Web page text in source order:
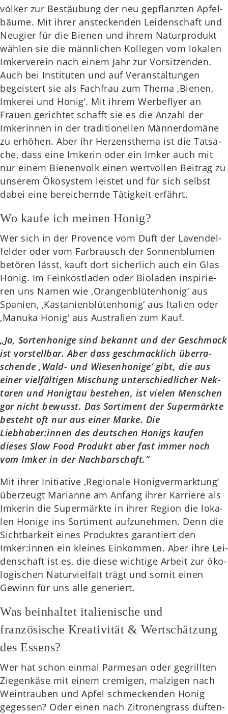
völ­ker zur Bestäu­bung der neu gepflanz­ten Apfel­
bäu­me. Mit ihrer anste­cken­den Lei­den­schaft und
Neu­gier für die Bienen und ihrem Natur­pro­dukt
wählen sie die männ­li­chen Kol­le­gen vom loka­len
Imker­ver­ein nach einem Jahr zur Vor­sit­zen­den.
Auch bei Insti­tu­ten und auf Ver­an­stal­tun­gen
begeis­tert sie als Fach­frau zum Thema ‚Bienen,
Imke­rei und Honig‘. Mit ihrem Wer­be­fly­er an
Frauen gerich­tet schafft sie es die Anzahl der
Imke­rin­nen in der tra­di­tio­nel­len Män­ner­do­mä­ne
zu erhö­hen. Aber ihr Her­zens­the­ma ist die Tat­sa­
che, dass eine Imke­rin oder ein Imker auch mit
nur einem Bie­nen­volk einen wert­vol­len Bei­trag zu
unse­rem Öko­sys­tem leis­tet und für sich selbst
dabei eine berei­chern­de Tätig­keit erfährt.
Wo kaufe ich meinen Honig?
Wer sich in der Pro­vence vom Duft der Laven­del­
fel­der oder vom Farb­rausch der Son­nen­blu­men
betö­ren lässt, kauft dort sicher­lich auch ein Glas
Honig. Im Fein­kost­la­den oder Bio­la­den inspi­rie­
ren uns Namen wie ‚Oran­gen­blü­ten­ho­nig‘ aus
Spa­ni­en, ‚Kas­ta­ni­en­blü­ten­ho­nig‘ aus Ita­li­en oder
‚Manuka Honig‘ aus Aus­tra­li­en zum Kauf.
„Ja, Sor­ten­ho­ni­ge sind bekannt und der Geschmack
ist vor­stell­bar. Aber dass geschmack­lich über­ra­
schen­de ‚Wald- und Wie­sen­ho­ni­ge‘ gibt, die aus
einer viel­fäl­ti­gen Mischung unter­schied­li­cher Nek­
taren und Honig­tau bestehen, ist vielen Men­schen
gar nicht bewusst. Das Sor­ti­ment der Super­märk­te
besteht oft nur aus einer Marke. Die
Liebhaber:innen des deut­schen Honigs kaufen
dieses Slow Food Pro­dukt aber fast immer noch
vom Imker in der Nach­bar­schaft.“
Mit ihrer Initia­ti­ve ‚Regio­na­le Honig­ver­mark­tung‘
über­zeugt Mari­an­ne am Anfang ihrer Kar­rie­re als
Imke­rin die Super­märk­te in ihrer Region die loka­
len Honige ins Sor­ti­ment auf­zu­neh­men. Denn die
Sicht­bar­keit eines Pro­duk­tes garan­tiert den
Imker:innen ein klei­nes Ein­kom­men. Aber ihre Lei­
den­schaft ist es, die diese wich­ti­ge Arbeit zur öko­
lo­gi­schen Natur­viel­falt trägt und somit einen
Gewinn für uns alle gene­riert.
Was beinhaltet italienische und
französische Kreativität & Wertschätzung
des Essens?
Wer hat schon einmal Par­me­san oder gegrill­ten
Zie­gen­kä­se mit einem cre­mi­gen, mal­zi­gen nach
Wein­trau­ben und Apfel schme­cken­den Honig
geges­sen? Oder einen nach Zitro­nen­grass duf­ten­